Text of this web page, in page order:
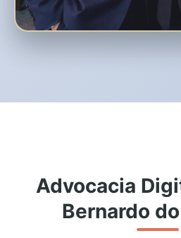
Advocacia
Bernardo